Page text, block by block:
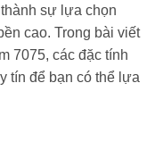
sự lựa chọn
cao. Trong bài viết
7075, các đặc tính
tín để bạn có thể lựa